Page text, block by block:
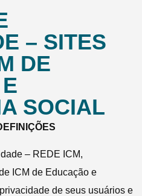
– SITES
DE
SOCIAL
– REDE ICM,
ICM de Educação e
de seus usuários e